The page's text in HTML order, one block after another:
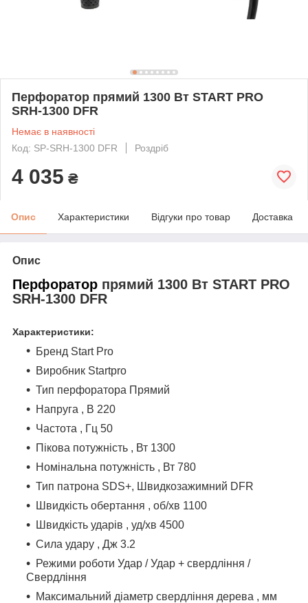
Перфоратор прямий 1300 Вт START PRO
SRH-1300 DFR
Немає в наявності
Код: SP-SRH-1300 DFR
Роздріб
4 035 ₴
Опис Характеристики Відгуки про товар Доставка
Опис
Перфоратор прямий 1300 Вт START PRO
SRH-1300 DFR
Характеристики:
Бренд Start Pro
Виробник Startpro
Тип перфоратора Прямий
Напруга , В 220
Частота , Гц 50
Пікова потужність , Вт 1300
Номінальна потужність , Вт 780
Тип патрона SDS+, Швидкозажимний DFR
Швидкість обертання , об/хв 1100
Швидкість ударів , уд/хв 4500
Сила удару , Дж 3.2
Режими роботи Удар / Удар + свердління /
Свердління
Максимальний діаметр свердління дерева , мм